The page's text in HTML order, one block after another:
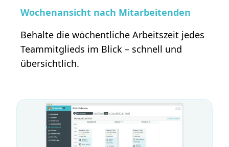
Wochenansicht nach Mitarbeitenden
Behalte die wöchentliche Arbeitszeit jedes
Teammitglieds im Blick – schnell und
übersichtlich.